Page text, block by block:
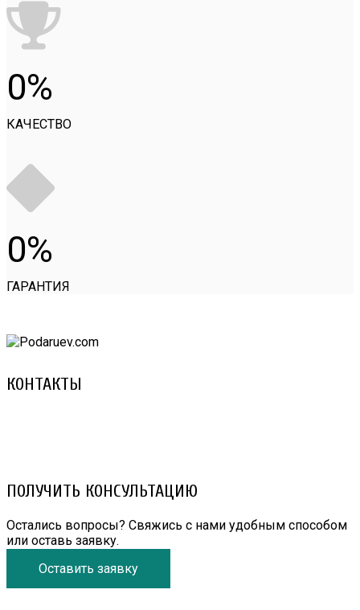
0
КАЧЕСТВО
0
ГАРАНТИЯ
КОНТАКТЫ
ПОЛУЧИТЬ КОНСУЛЬТАЦИЮ
Остались вопросы? Свяжись с нами удобным способом
или оставь заявку.
Оставить заявку